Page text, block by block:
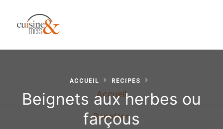
Accueil
Recettes
ACCUEIL RECIPES
Beignets aux herbes ou
farçous